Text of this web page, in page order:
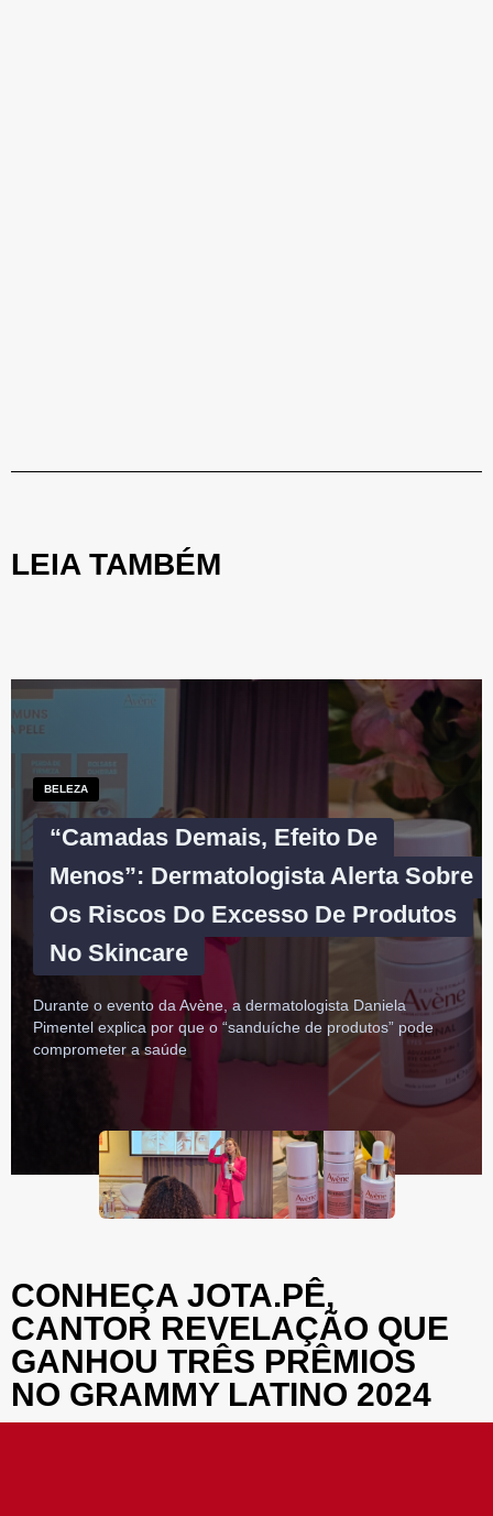
LEIA TAMBÉM
BELEZA
“Camadas Demais, Efeito De
Menos”: Dermatologista Alerta Sobre
Os Riscos Do Excesso De Produtos
No Skincare
Durante o evento da Avène, a dermatologista Daniela
Pimentel explica por que o “sanduíche de produtos” pode
comprometer a saúde
CONHEÇA JOTA.PÊ,
CANTOR REVELAÇÃO QUE
GANHOU TRÊS PRÊMIOS
NO GRAMMY LATINO 2024